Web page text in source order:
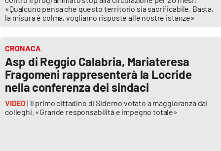
«Qualcuno pensa che questo territorio sia sacrificabile. Basta,
la misura è colma, vogliamo risposte alle nostre istanze»
CRONACA
Asp di Reggio Calabria, Mariateresa
Fragomeni rappresenterà la Locride
nella conferenza dei sindaci
VIDEO| Il primo cittadino di Siderno votato a maggioranza dai
colleghi. «Grande responsabilità e impegno totale»